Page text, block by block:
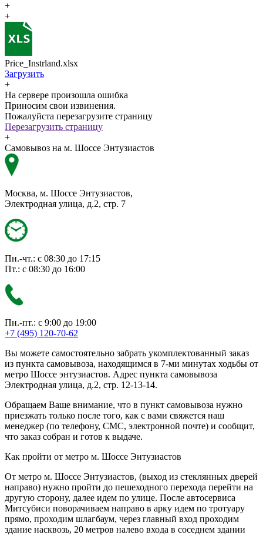
+
+
Price_Instrland.xlsx
Загрузить
+
На сервере произошла ошибка
Приносим свои извинения.
Пожалуйста перезагрузите страницу
Перезагрузить страницу
+
Самовывоз на м. Шоссе Энтузиастов
Москва, м. Шоссе Энтузиастов,
Электродная улица, д.2, стр. 7
Пн.-чт.: с 08:30 до 17:15
Пт.: с 08:30 до 16:00
Пн.-пт.: с 9:00 до 19:00
+7 (495) 120-70-62
Вы можете самостоятельно забрать укомплектованный заказ
из пункта самовывоза, находящимся в 7-ми минутах ходьбы от
метро Шоссе энтузиастов. Адрес пункта самовывоза
Электродная улица, д.2, стр. 12-13-14.
Обращаем Ваше внимание, что в пункт самовывоза нужно
приезжать только после того, как с вами свяжется наш
менеджер (по телефону, СМС, электронной почте) и сообщит,
что заказ собран и готов к выдаче.
Как пройти от метро м. Шоссе Энтузиастов
От метро м. Шоссе Энтузиастов, (выход из стеклянных дверей
направо) нужно пройти до пешеходного перехода перейти на
другую сторону, далее идем по улице. После автосервиса
Митсубиси поворачиваем направо в арку идем по тротуару
прямо, проходим шлагбаум, через главный вход проходим
здание насквозь, 20 метров налево входа в соседнем здании